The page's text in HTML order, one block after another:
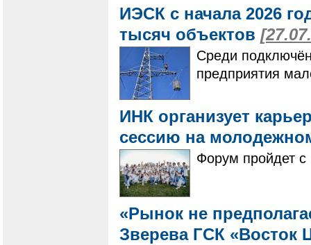
ИЭСК с начала 2026
тысяч объектов
Среди
предприятия
ИНК организует
сессию на
Форум пройдет с
«Рынок не
Зверева ГСК «Восток